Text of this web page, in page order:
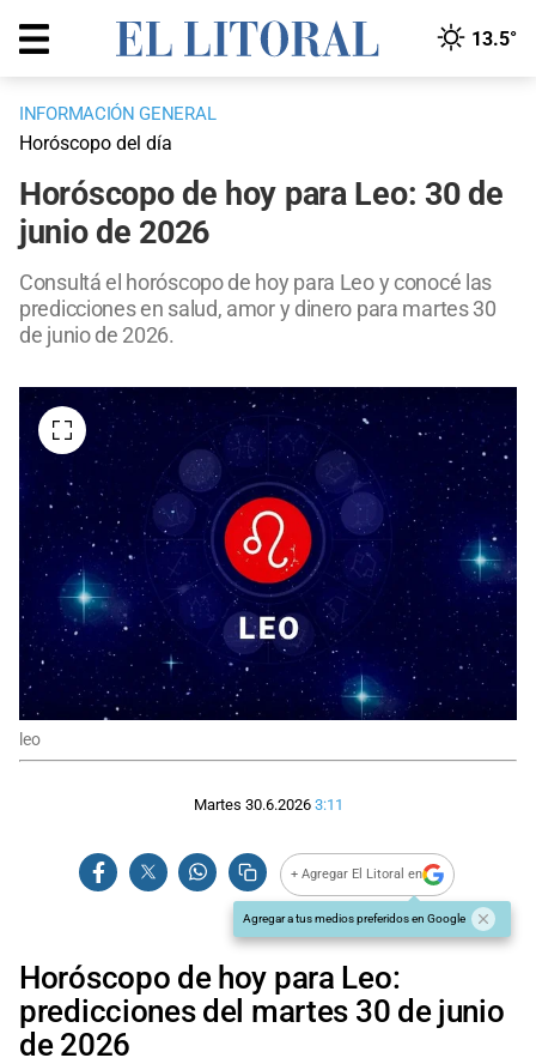
13.5°
INFORMACIÓN GENERAL
Horóscopo del día
Horóscopo de hoy para Leo: 30 de
junio de 2026
Consultá el horóscopo de hoy para Leo y conocé las
predicciones en salud, amor y dinero para martes 30
de junio de 2026.
leo
Martes 30.6.2026 3:11
+ Agregar El Litoral en
Agregar a tus medios preferidos en Google
Horóscopo de hoy para Leo:
predicciones del martes 30 de junio
de 2026